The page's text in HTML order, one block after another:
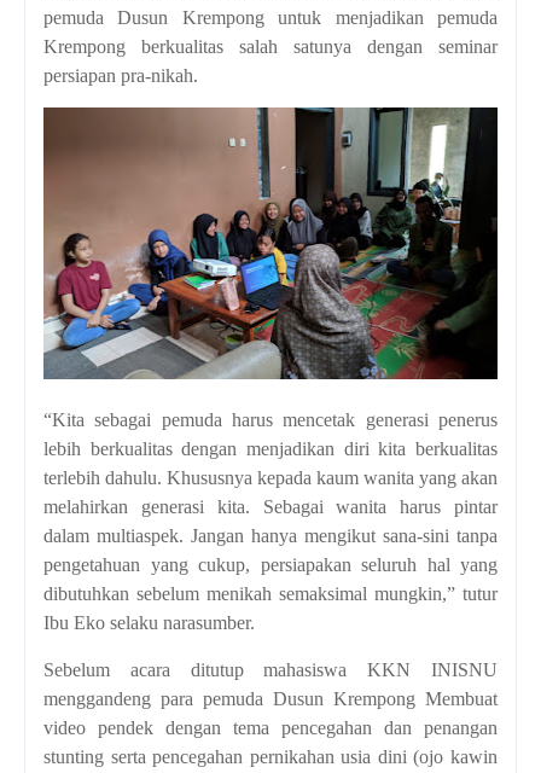
pemuda Dusun Krempong untuk menjadikan pemuda
Krempong berkualitas salah satunya dengan seminar
persiapan pra-nikah.
“Kita sebagai pemuda harus mencetak generasi penerus
lebih berkualitas dengan menjadikan diri kita berkualitas
terlebih dahulu. Khususnya kepada kaum wanita yang akan
melahirkan generasi kita. Sebagai wanita harus pintar
dalam multiaspek. Jangan hanya mengikut sana-sini tanpa
pengetahuan yang cukup, persiapakan seluruh hal yang
dibutuhkan sebelum menikah semaksimal mungkin,” tutur
Ibu Eko selaku narasumber.
Sebelum acara ditutup mahasiswa KKN INISNU
menggandeng para pemuda Dusun Krempong Membuat
video pendek dengan tema pencegahan dan penangan
stunting serta pencegahan pernikahan usia dini (ojo kawin